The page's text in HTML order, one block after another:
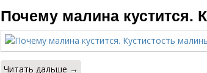
Почему малина кустится.
Читать дальше →